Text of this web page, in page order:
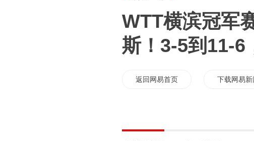
WTT横滨冠军
斯！3-5到11-6
返回网易首页 下载网易